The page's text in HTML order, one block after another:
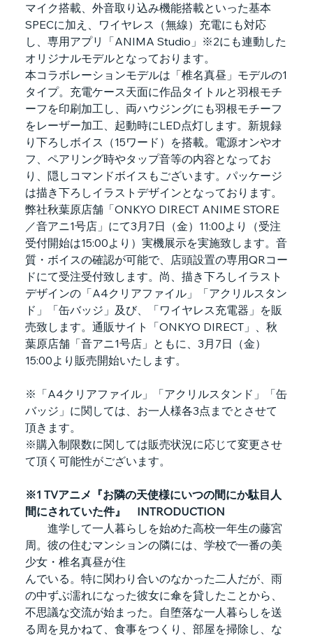
マイク搭載、外音取り込み機能搭載といった基本
SPECに加え、ワイヤレス（無線）充電にも対応
し、専用アプリ「ANIMA Studio」※2にも連動した
オリジナルモデルとなっております。
本コラボレーションモデルは「椎名真昼」モデルの1
タイプ。充電ケース天面に作品タイトルと羽根モチ
ーフを印刷加工し、両ハウジングにも羽根モチーフ
をレーザー加工、起動時にLED点灯します。新規録
り下ろしボイス（15ワード）を搭載。電源オンやオ
フ、ペアリング時やタップ音等の内容となってお
り、隠しコマンドボイスもございます。パッケージ
は描き下ろしイラストデザインとなっております。
弊社秋葉原店舗「ONKYO DIRECT ANIME STORE
／音アニ1号店」にて3月7日（金）11:00より（受注
受付開始は15:00より）実機展示を実施致します。音
質・ボイスの確認が可能で、店頭設置の専用QRコー
ドにて受注受付致します。尚、描き下ろしイラスト
デザインの「A4クリアファイル」「アクリルスタン
ド」「缶バッジ」及び、「ワイヤレス充電器」を販
売致します。通販サイト「ONKYO DIRECT」、秋
葉原店舗「音アニ1号店」ともに、3月7日（金）
15:00より販売開始いたします。
※「A4クリアファイル」「アクリルスタンド」「缶
バッジ」に関しては、お一人様各3点までとさせて
頂きます。
※購入制限数に関しては販売状況に応じて変更させ
て頂く可能性がございます。
※1 TVアニメ『お隣の天使様にいつの間にか駄目人
間にされていた件』　INTRODUCTION
進学して一人暮らしを始めた高校一年生の藤宮
周。彼の住むマンションの隣には、学校で一番の美
少女・椎名真昼が住
んでいる。特に関わり合いのなかった二人だが、雨
の中ずぶ濡れになった彼女に傘を貸したことから、
不思議な交流が始まった。自堕落な一人暮らしを送
る周を見かねて、食事をつくり、部屋を掃除し、な